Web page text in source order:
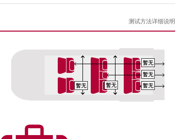
测试方法详细说明
暂无
暂无
暂无
暂无
暂无